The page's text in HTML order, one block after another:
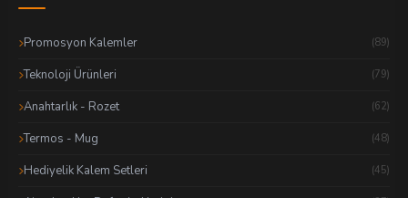
Promosyon Kalemler (89)
Teknoloji Ürünleri (79)
Anahtarlık - Rozet (62)
Termos - Mug (48)
Hediyelik Kalem Setleri (45)